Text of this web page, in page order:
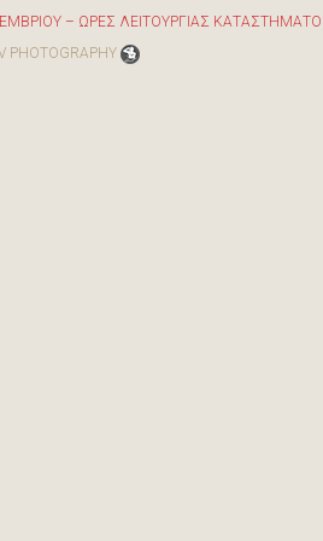
– ΩΡΕΣ ΛΕΙΤΟΥΡΓΙΑΣ
PHOTOGRAPHY